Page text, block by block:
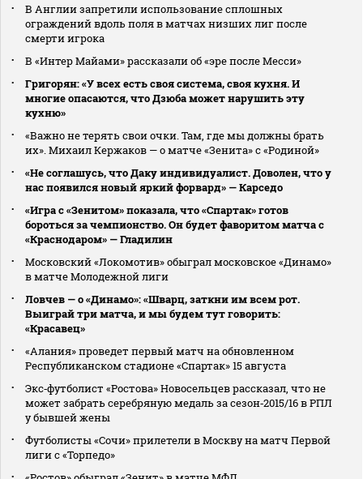
В Англии запретили использование сплошных
ограждений вдоль поля в матчах низших лиг после
смерти игрока
В «Интер Майами» рассказали об «эре после Месси»
Григорян: «У всех есть своя система, своя кухня. И
многие опасаются, что Дзюба может нарушить эту
кухню»
«Важно не терять свои очки. Там, где мы должны брать
их». Михаил Кержаков — о матче «Зенита» с «Родиной»
«Не соглашусь, что Даку индивидуалист. Доволен, что у
нас появился новый яркий форвард» — Карседо
«Игра с «Зенитом» показала, что «Спартак» готов
бороться за чемпионство. Он будет фаворитом матча с
«Краснодаром» — Гладилин
Московский «Локомотив» обыграл московское «Динамо»
в матче Молодежной лиги
Ловчев — о «Динамо»: «Шварц, заткни им всем рот.
Выиграй три матча, и мы будем тут говорить:
«Красавец»
«Алания» проведет первый матч на обновленном
Республиканском стадионе «Спартак» 15 августа
Экс‑футболист «Ростова» Новосельцев рассказал, что не
может забрать серебряную медаль за сезон‑2015/16 в РПЛ
у бывшей жены
Футболисты «Сочи» прилетели в Москву на матч Первой
лиги с «Торпедо»